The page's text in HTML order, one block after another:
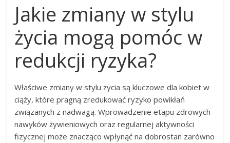
Jakie zmiany w stylu
życia mogą pomóc w
redukcji ryzyka?
Właściwe zmiany w stylu życia są kluczowe dla kobiet w
ciąży, które pragną zredukować ryzyko powikłań
związanych z nadwagą. Wprowadzenie etapu zdrowych
nawyków żywieniowych oraz regularnej aktywności
fizycznej może znacząco wpłynąć na dobrostan zarówno